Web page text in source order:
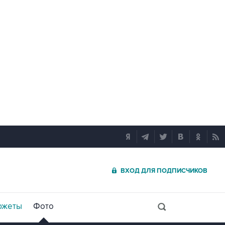
ВХОД ДЛЯ ПОДПИСЧИКОВ
Фото